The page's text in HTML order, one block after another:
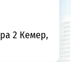
2 Кемер,